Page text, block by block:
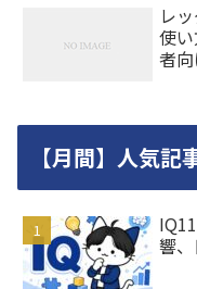
レ
使
者
【月間】人気記
響